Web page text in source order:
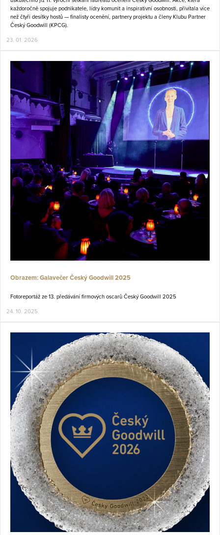
každoročně spojuje podnikatele, lídry komunit a inspirativní osobnosti, přivítala více
než čtyři desítky hostů — finalisty ocenění, partnery projektu a členy Klubu Partner
Český Goodwill (KPCG).
23. 01. 2026
Obrazem: Galavečer Český Goodwill 2025
Fotoreportáž ze 13. předávání firmových oscarů Český Goodwill 2025
24. 10. 2025